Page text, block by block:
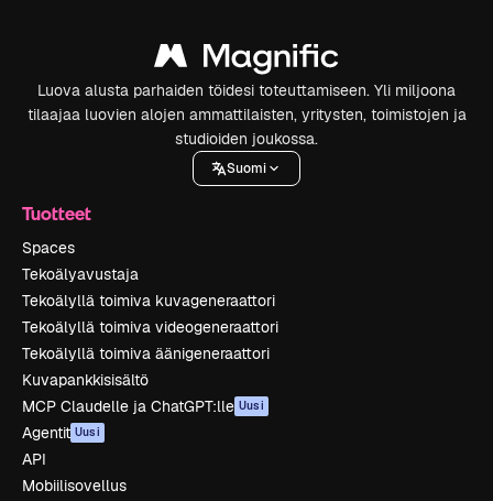
Luova alusta parhaiden töidesi toteuttamiseen. Yli miljoona
tilaajaa luovien alojen ammattilaisten, yritysten, toimistojen ja
studioiden joukossa.
Suomi
Tuotteet
Spaces
Tekoälyavustaja
Tekoälyllä toimiva kuvageneraattori
Tekoälyllä toimiva videogeneraattori
Tekoälyllä toimiva äänigeneraattori
Kuvapankkisisältö
MCP Claudelle ja ChatGPT:lle Uusi
Agentit Uusi
API
Mobiilisovellus